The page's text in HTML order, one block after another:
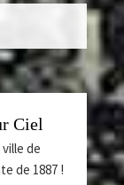
Ciel
de
de 1887 !